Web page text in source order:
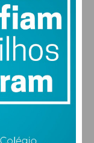
clear sky
81% humidade
vento: 1m/s ESE
MAX 18 • MIN 18
29°